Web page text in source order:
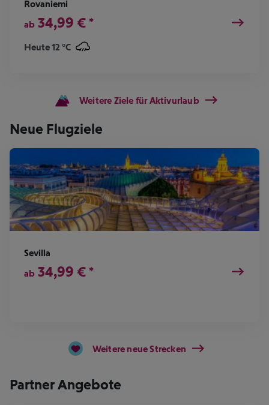
Rovaniemi
ab 34,99 € *
Heute 12 °C
Weitere Ziele für Aktivurlaub
Neue Flugziele
Sevilla
ab 34,99 € *
Weitere neue Strecken
Partner Angebote